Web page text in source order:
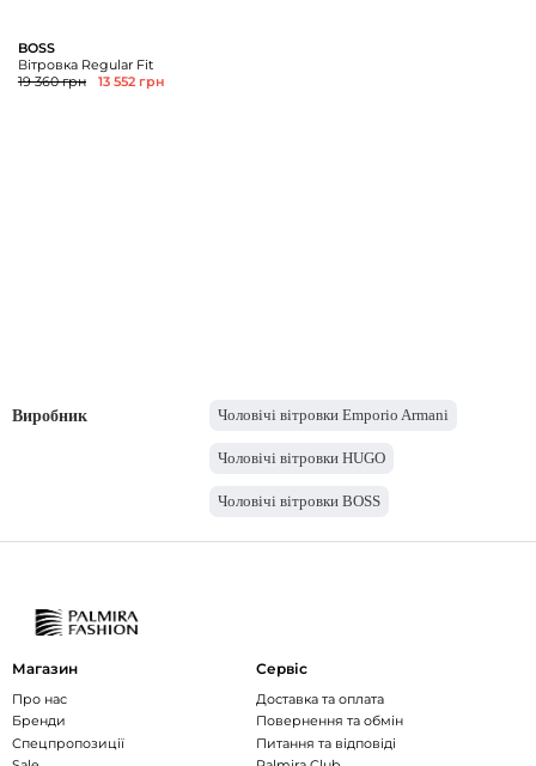
BOSS
Вітровка Regular Fit
19 360 грн
13 552 грн
Виробник Чоловічі вітровки Emporio Armani
Чоловічі вітровки HUGO
Чоловічі вітровки BOSS
Магазин
Про нас
Бренди
Спецпропозиції
Сервіс
Доставка та оплата
Повернення та обмін
Питання та відповіді